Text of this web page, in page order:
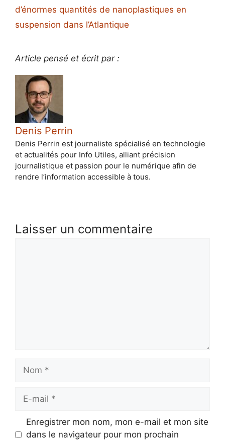
d’énormes quantités de nanoplastiques en
suspension dans l’Atlantique
Article pensé et écrit par :
Denis Perrin
Denis Perrin est journaliste spécialisé en technologie
et actualités pour Info Utiles, alliant précision
journalistique et passion pour le numérique afin de
rendre l’information accessible à tous.
Laisser un commentaire
mail
Enregistrer mon nom, mon e-mail et mon site
dans le navigateur pour mon prochain